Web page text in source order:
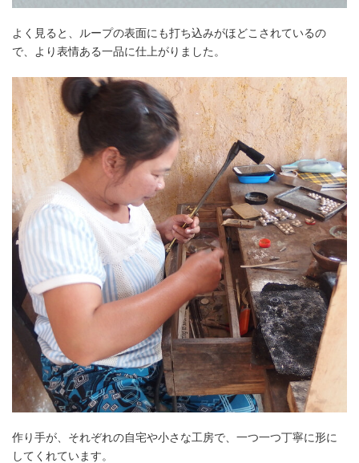
よく見ると、ループの表面にも打ち込みがほどこされているの
で、より表情ある一品に仕上がりました。
作り手が、それぞれの自宅や小さな工房で、一つ一つ丁寧に形に
してくれています。